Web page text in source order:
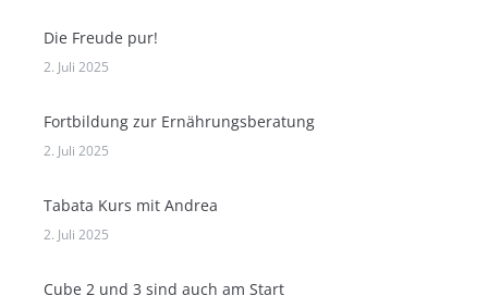
Die Freude pur!
2. Juli 2025
Fortbildung zur Ernährungsberatung
2. Juli 2025
Tabata Kurs mit Andrea
2. Juli 2025
Cube 2 und 3 sind auch am Start